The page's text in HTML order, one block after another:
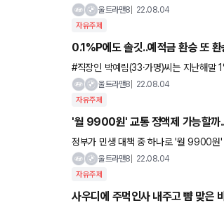
리 조건이 어렵거나 실질적인 이자가 작
울트라맨8 22.08.04
자유주제
0.1%P에도 솔깃..예적금 환승 또 환
#직장인 박예림(33·가명)씨는 지난해
뱅크의 정기예금으로 옮겼다. 하지만 지
울트라맨8 22.08.04
자유주제
'월 9900원' 교통 정액제 가능할까
정부가 민생 대책 중 하나로 '월 9900원'
지인데, 수조 원대 재원 마련과 수요 폭증
울트라맨8 22.08.04
자유주제
사우디에 주먹인사 내주고 뺨 맞은